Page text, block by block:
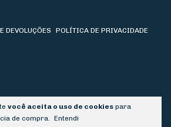
você aceita o uso de cookies para
de compra. Entendi
DEVOLUÇÕES
POLÍTICA DE PRIVACIDADE